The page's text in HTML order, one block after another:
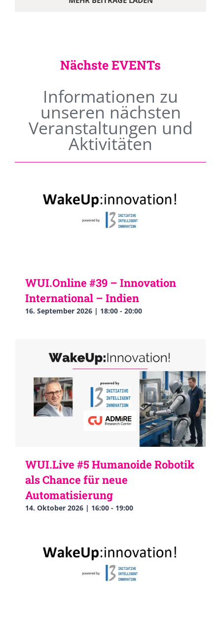
Nächste EVENTs
Informationen zu
unseren nächsten
Veranstaltungen und
Aktivitäten
WUI.Online #39 – Innovation
International – Indien
16. September 2026 | 18:00 - 20:00
WUI.Live #5 Humanoide Robotik
als Chance für neue
Automatisierung
14. Oktober 2026 | 16:00 - 19:00